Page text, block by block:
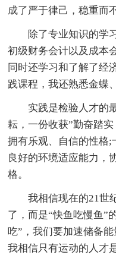
成了严于律己，稳重而
除了专业知识的学习
初级财务会计以及成本
同时还学习和了解了经
践课程，我还熟悉金蝶
实践是检验人才的最
耘，一份收获”勤奋踏
拥有乐观、自信的性格
良好的环境适应能力，
格。
我相信现在的21世纪
了，而是“快鱼吃慢鱼”
吃”，我们要加速储备
我相信只有运动的人才